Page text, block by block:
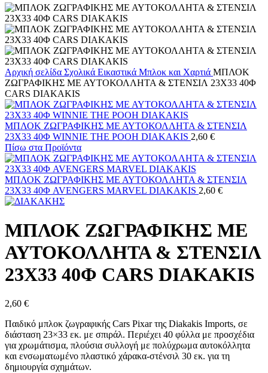
Αρχική σελίδα Σχολικά Εικαστικά Μπλοκ και Χαρτιά ΜΠΛΟΚ
ΖΩΓΡΑΦΙΚΗΣ ΜΕ ΑΥΤΟΚΟΛΛΗΤΑ & ΣΤΕΝΣΙΛ 23X33 40Φ
CARS DIAKAKIS
ΜΠΛΟΚ ΖΩΓΡΑΦΙΚΗΣ ΜΕ ΑΥΤΟΚΟΛΛΗΤΑ & ΣΤΕΝΣΙΛ
23X33 40Φ WINNIE THE POOH DIAKAKIS 2,60 €
Πίσω στα Προϊόντα
ΜΠΛΟΚ ΖΩΓΡΑΦΙΚΗΣ ΜΕ ΑΥΤΟΚΟΛΛΗΤΑ & ΣΤΕΝΣΙΛ
23X33 40Φ AVENGERS MARVEL DIAKAKIS 2,60 €
ΜΠΛΟΚ ΖΩΓΡΑΦΙΚΗΣ ΜΕ
ΑΥΤΟΚΟΛΛΗΤΑ & ΣΤΕΝΣΙΛ
23X33 40Φ CARS DIAKAKIS
2,60 €
Παιδικό μπλοκ ζωγραφικής Cars Pixar της Diakakis Imports, σε
διάσταση 23×33 εκ. με σπιράλ. Περιέχει 40 φύλλα με προσχέδια
για χρωμάτισμα, πλούσια συλλογή με πολύχρωμα αυτοκόλλητα
και ενσωματωμένο πλαστικό χάρακα-στένσιλ 30 εκ. για τη
δημιουργία σχημάτων.